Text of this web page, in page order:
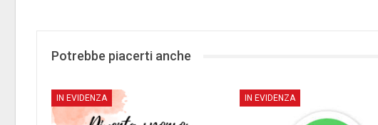
Potrebbe piacerti anche
IN EVIDENZA IN EVIDENZA